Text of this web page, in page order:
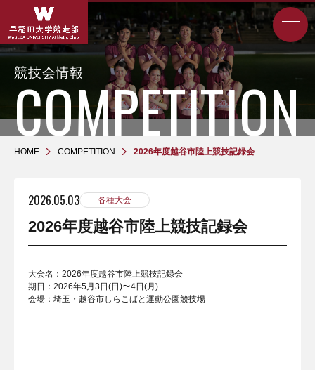
競技会情報
HOME COMPETITION 2026年度越谷市陸上競技記録会
2026.05.03 各種大会
2026年度越谷市陸上競技記録会
大会名：2026年度越谷市陸上競技記録会
期日：2026年5月3日(日)〜4日(月)
会場：埼玉・越谷市しらこばと運動公園競技場